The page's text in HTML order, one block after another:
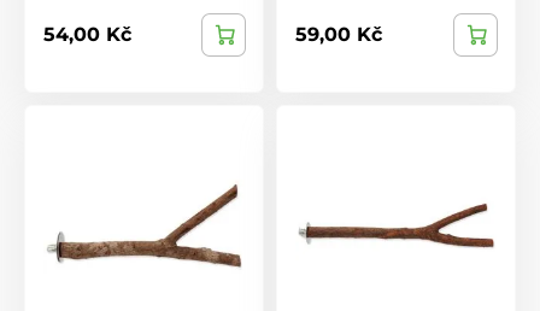
54,00 Kč 59,00 Kč